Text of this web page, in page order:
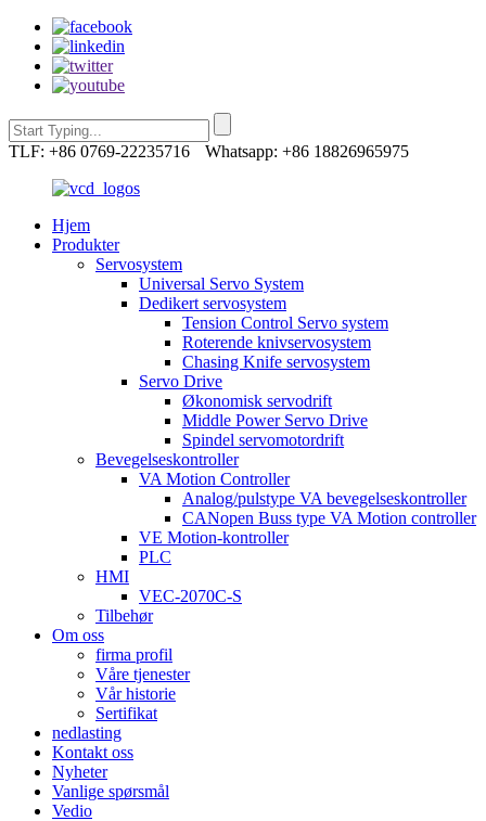
TLF: +86 0769-22235716 Whatsapp: +86 18826965975
Hjem
Produkter
Servosystem
Universal Servo System
Dedikert servosystem
Tension Control Servo system
Roterende knivservosystem
Chasing Knife servosystem
Servo Drive
Økonomisk servodrift
Middle Power Servo Drive
Spindel servomotordrift
Bevegelseskontroller
VA Motion Controller
Analog/pulstype VA bevegelseskontroller
CANopen Buss type VA Motion controller
VE Motion-kontroller
PLC
HMI
VEC-2070C-S
Tilbehør
Om oss
firma profil
Våre tjenester
Vår historie
Sertifikat
nedlasting
Kontakt oss
Nyheter
Vanlige spørsmål
Vedio